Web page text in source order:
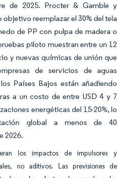
de 2025. Procter & Gamble y
reemplazar el 30% del tela
de PP con pulpa de madera o
piloto muestran entre un 12
y nuevas químicas de unión que
de servicios de aguas
Países Bajos están añadiendo
a un costo de entre USD 4 y 7
energéticas del 15-20%, lo
global a menos de 40
2026.
los impactos de impulsores y
no aditivos. Las previsiones de